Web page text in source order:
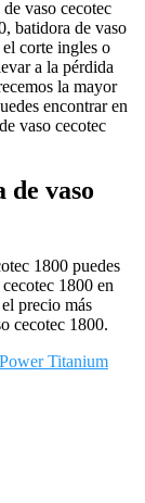
vaso cecotec
batidora de vaso
corte ingles o
a la pérdida
la mayor
encontrar en
vaso cecotec
vaso
1800 puedes
1800 en
precio más
cecotec 1800.
Titanium